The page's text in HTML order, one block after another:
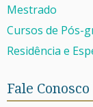
Mestrado
Cursos de Pós-
Residência e
Fale Conosco